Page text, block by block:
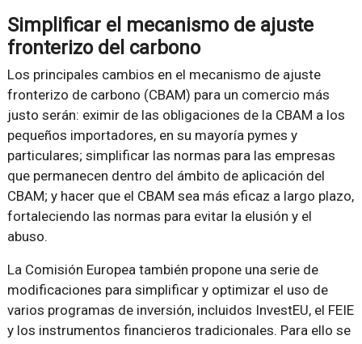
Simplificar el mecanismo de ajuste
fronterizo del carbono
Los principales cambios en el mecanismo de ajuste
fronterizo de carbono (CBAM) para un comercio más
justo serán: eximir de las obligaciones de la CBAM a los
pequeños importadores, en su mayoría pymes y
particulares; simplificar las normas para las empresas
que permanecen dentro del ámbito de aplicación del
CBAM; y hacer que el CBAM sea más eficaz a largo plazo,
fortaleciendo las normas para evitar la elusión y el
abuso.
La Comisión Europea también propone una serie de
modificaciones para simplificar y optimizar el uso de
varios programas de inversión, incluidos InvestEU, el FEIE
y los instrumentos financieros tradicionales. Para ello se